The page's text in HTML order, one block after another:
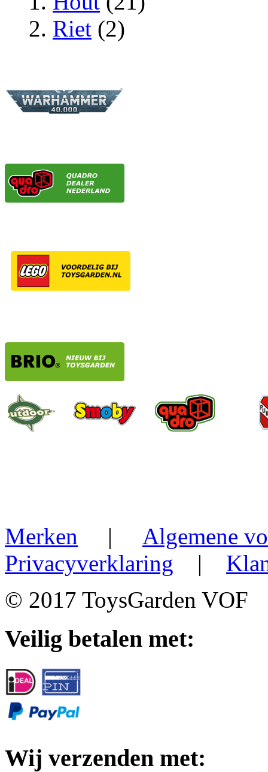
Riet (2)
Merken | Algemene
Privacyverklaring |
© 2017 ToysGarden VOF
Veilig betalen met:
Wij verzenden met: